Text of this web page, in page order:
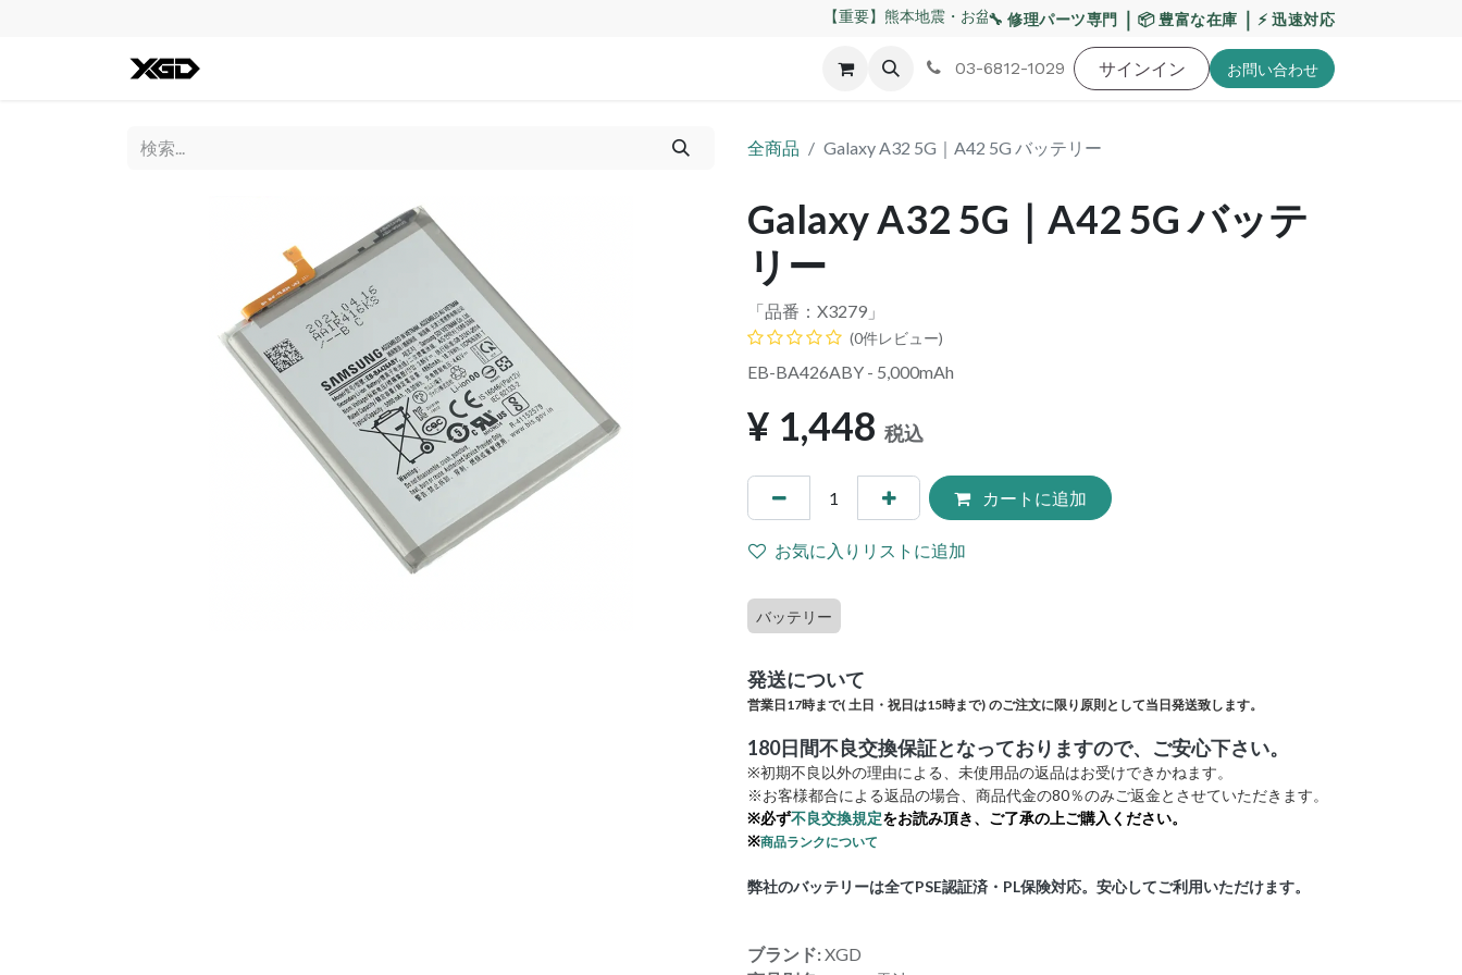
【重要】熊本地震・お盆期間の配送への影響について 【重要】平日の当日発
🔧 修理パーツ専門 ｜ 📦 豊富な在庫 ｜ ⚡ 迅速対応
不良交換規定 ゲーム機 バッテリー 工具・備品 特価品 ポイントに関して
03-6812-1029 サインイン お問い​合わせ
全商品 Galaxy A32 5G｜A42 5G バッテリー
Galaxy A32 5G｜A42 5G バッテ
リー
「品番： X3279 」
(0件レビュー)
EB-BA426ABY - 5,000mAh
¥ 1,448 税込
カートに追加
お気に入りリストに追加
バッテリー
発送について
営業日17時まで( 土日・祝日は15時まで) のご注文に限り原則として当日発送致します。
180日間不良交換保証となっておりますので、ご安心下さい。
※初期不良以外の理由による、未使用品の返品はお受けできかねます。
※お客様都合による返品の場合、商品代金の80％のみご返金とさせていただきます。
※必ず不良交換規定をお読み頂き、ご了承の上ご購入ください。
※商品ランクについて
弊社のバッテリーは全てPSE認証済・PL保険対応。安心してご利用いただけます。
ブランド:XGD